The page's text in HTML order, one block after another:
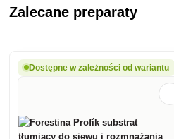
Zalecane preparaty
Dostępne w zależności od wariantu